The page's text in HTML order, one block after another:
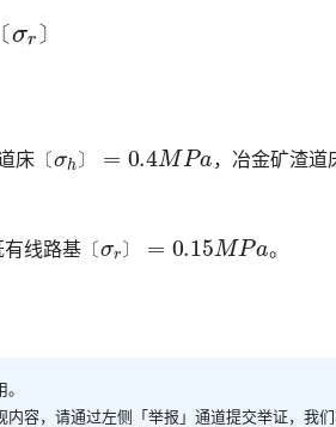
〕
σ 〕
床 〔 〕
〔 h 0.4 MPa ，冶金矿渣道
有线路基 〔 〕
〔 r〕 0.15M Pa 。󠅅󠅃󠄵󠅂󠄪󠇖󠆨󠆨󠇕󠆞󠆒󠅬󠇘󠆭󠆘󠇙󠆝󠅵󠇗󠆭󠆁󠄐󠇗󠅹󠅸󠇖󠆍󠅳󠇖󠅹󠅰󠇖󠆌󠅹
容，请通过左侧「举报」通道提交举证，我